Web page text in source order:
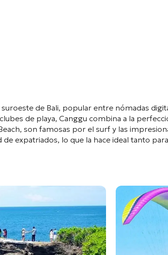
de Bali, popular entre nómadas
de playa, Canggu combina a la
son famosas por el surf y las
expatriados, lo que la hace ideal tanto